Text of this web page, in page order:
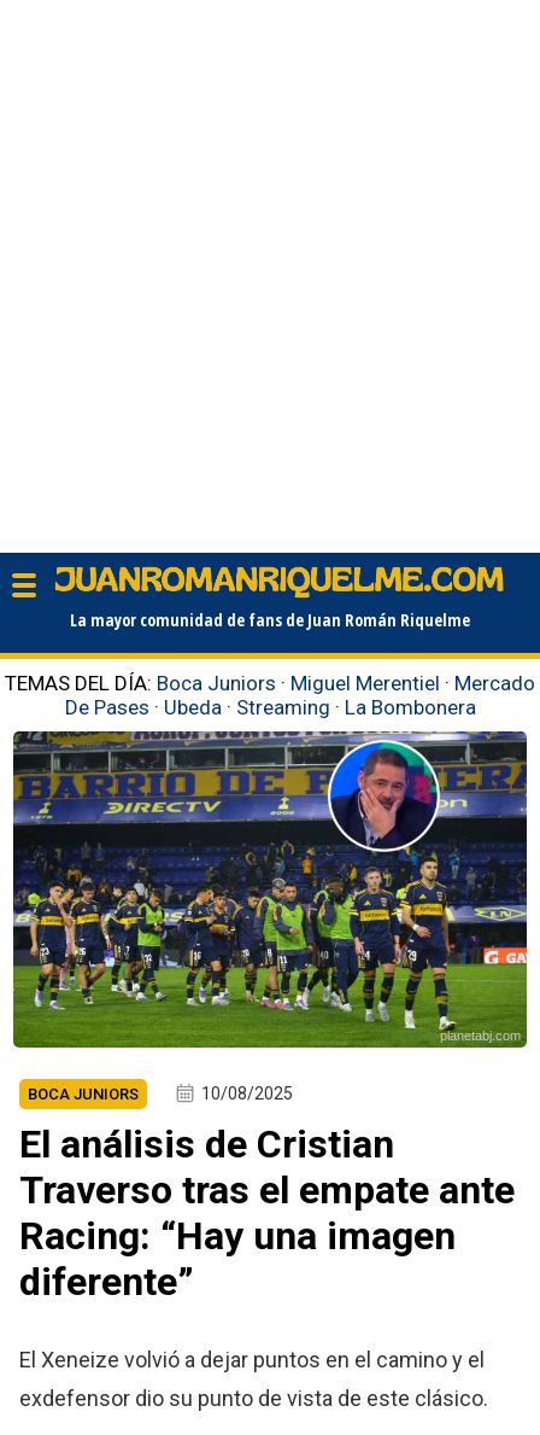
La mayor comunidad de fans de Juan Román Riquelme
TEMAS DEL DÍA: Boca Juniors · Miguel Merentiel · Mercado
De Pases · Ubeda · Streaming · La Bombonera
planetabj.com
BOCA JUNIORS 10/08/2025
El análisis de Cristian
Traverso tras el empate ante
Racing: “Hay una imagen
diferente”
El Xeneize volvió a dejar puntos en el camino y el
exdefensor dio su punto de vista de este clásico.